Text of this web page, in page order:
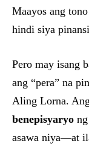
Maayos ang
hindi siya
Pero may isang
ang “pera” na
Aling Lorna.
benepisyaryo
asawa niya—at